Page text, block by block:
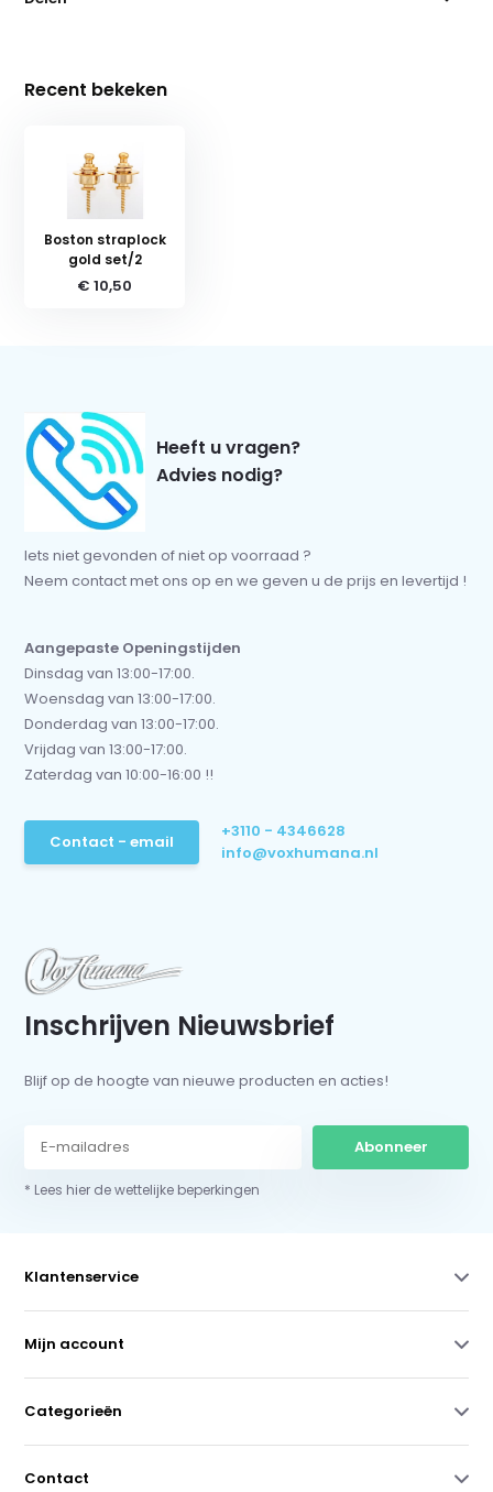
Recent bekeken
Boston straplock
gold set/2
€ 10,50
Heeft u vragen?
Advies nodig?
Iets niet gevonden of niet op voorraad ?
Neem contact met ons op en we geven u de prijs en levertijd !
Aangepaste Openingstijden
Dinsdag van 13:00-17:00.
Woensdag van 13:00-17:00.
Donderdag van 13:00-17:00.
Vrijdag van 13:00-17:00.
Zaterdag van 10:00-16:00 !!
Contact - email
+3110 - 4346628
info@voxhumana.nl
Inschrijven Nieuwsbrief
Blijf op de hoogte van nieuwe producten en acties!
Abonneer
* Lees hier de wettelijke beperkingen
Klantenservice
Mijn account
Categorieën
Contact